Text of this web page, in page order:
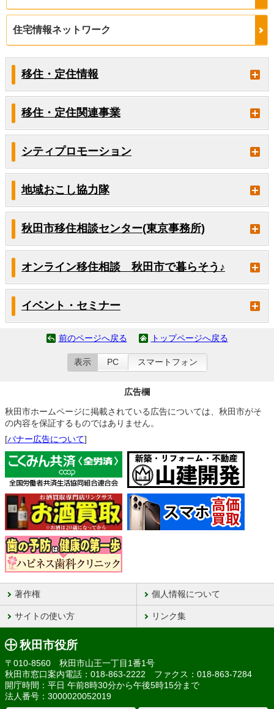
住宅情報ネットワーク
移住・定住情報
移住・定住関連事業
シティプロモーション
地域おこし協力隊
秋田市移住相談センター(東京事務所)
オンライン移住相談 秋田市で暮らそう♪
イベント・セミナー
前のページへ戻る トップページへ戻る
表示 PC スマートフォン
広告欄
秋田市ホームページに掲載されている広告については、秋田市がそ
の内容を保証するものではありません。
[バナー広告について]
著作権 個人情報について
サイトの使い方 リンク集
秋田市役所
〒010-8560 秋田市山王一丁目1番1号
秋田市窓口案内電話：018-863-2222 ファクス：018-863-7284
開庁時間：平日 午前8時30分から午後5時15分まで
法人番号：3000020052019